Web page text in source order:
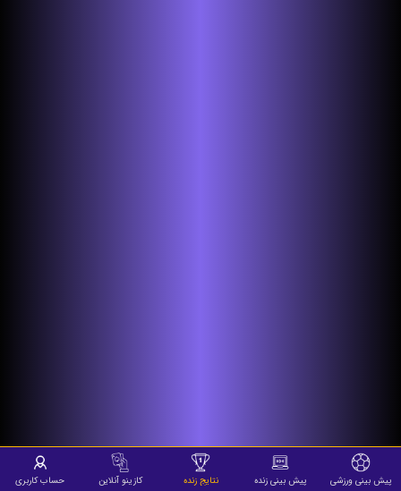
پیش بینی ورزشی پیش بینی زنده نتایج زنده کازینو آنلاین حساب کاربری